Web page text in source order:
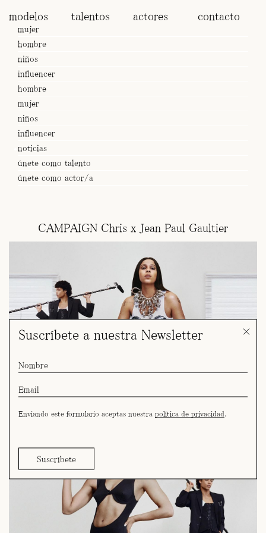
modelos talentos actores contacto
mujer
hombre
niños
influencer
hombre
mujer
niños
influencer
noticias
únete como talento
únete como actor/a
CAMPAIGN Chris x Jean Paul Gaultier
Suscríbete a nuestra Newsletter
Enviando este formulario aceptas nuestra política de privacidad